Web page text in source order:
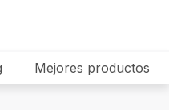
Mejores productos